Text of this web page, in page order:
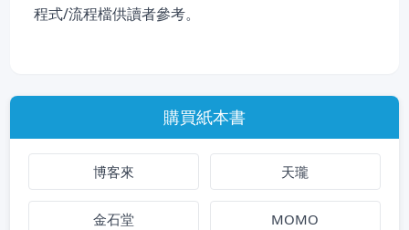
程式/流程檔供讀者參考。
購買紙本書
博客來 天瓏
金石堂 MOMO